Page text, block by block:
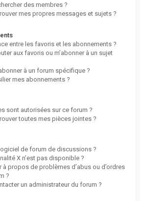
des membres ?
mes propres messages et sujets ?
entre les favoris et les abonnements ?
aux favoris ou m’abonner à un sujet
à un forum spécifique ?
mes abonnements ?
sont autorisées sur ce forum ?
toutes mes pièces jointes ?
de forum de discussions ?
X n’est pas disponible ?
propos de problèmes d’abus ou d’ordres
?
un administrateur du forum ?